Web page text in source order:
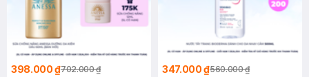
398.000 ₫702.000 ₫ 347.000 ₫560.000 ₫